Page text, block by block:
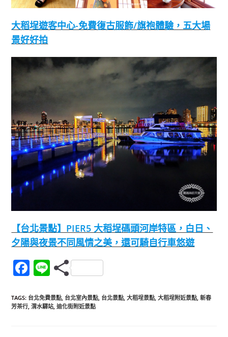
大稻埕遊客中心-免費復古服飾/旗袍體驗，五大場
景好好拍
【台北景點】PIER5 大稻埕碼頭河岸特區，白日、
夕陽與夜景不同風情之美，還可騎自行車悠遊
F
c
e
Li
e
TAGS: 台北免費景點 台北室內景點 台北景點 大稻埕景點 大稻埕附近景點 新春
芳茶行 渭水驛站 迪化街附近景點